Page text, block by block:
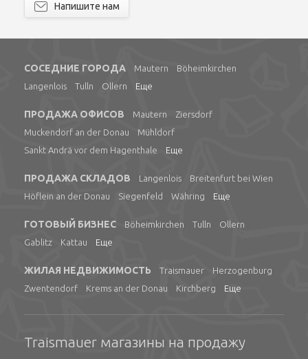
Напишите нам
СОСЕДНИЕ ГОРОДА Mautern
Böheimkirchen
Langenlois
Tulln Ollern Еще
ПРОДАЖА ОФИСОВ Mautern
Ziersdorf
Muckendorf an der Donau
Mühldorf
Sankt Andrä vor dem Hagenthale
Еще
ПРОДАЖА СКЛАДОВ Langenlois
Breitenfurt bei Wien
Höflein an der Donau
Siegenfeld Währing Еще
ГОТОВЫЙ БИЗНЕС Böheimkirchen Tulln
Ollern
Gablitz
Kattau Еще
ЖИЛАЯ НЕДВИЖИМОСТЬ Traismauer
Herzogenburg
Zwentendorf
Krems an der Donau Kirchberg Еще
Traismauer магазины на продажу